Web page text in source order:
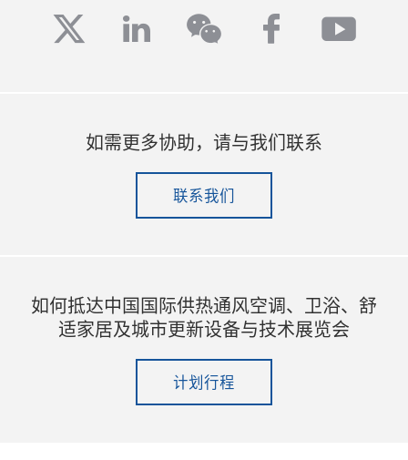
twitterlinkedinwechatfacebook
如需更多协助，请与我们联系
联系我们
如何抵达中国国际供热通风空调、卫浴、舒
适家居及城市更新设备与技术展览会
计划行程